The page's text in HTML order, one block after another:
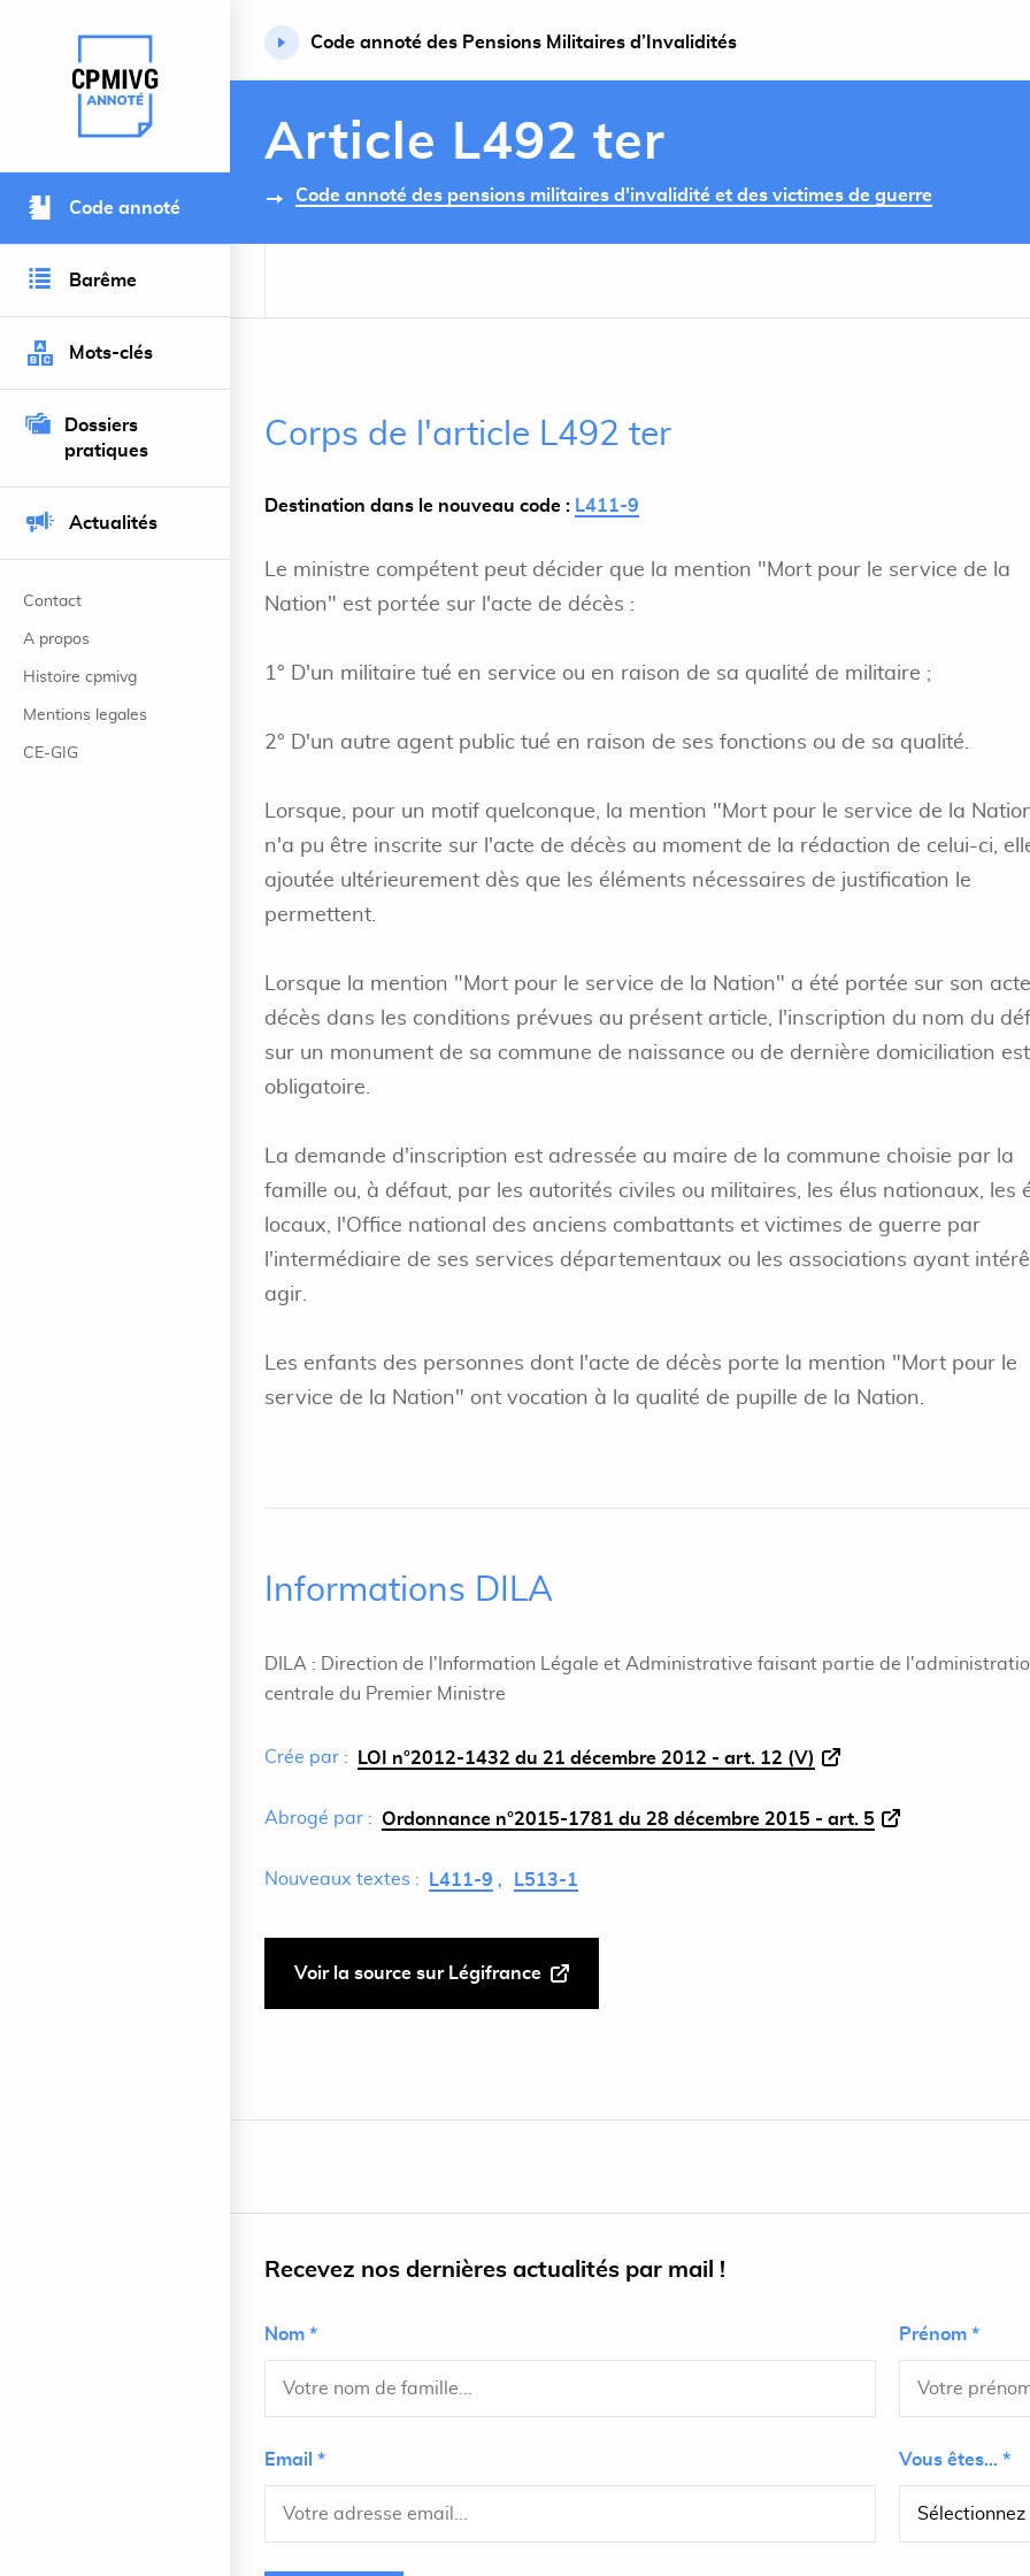
Retour à l’accueil du site
Code annoté
Barême
Mots-clés
Dossiers
pratiques
Actualités
Contact
A propos
Histoire cpmivg
Mentions legales
CE-GIG
Code annoté des Pensions Militaires d’Invalidités
Article L492 ter
Code annoté des pensions militaires d'invalidité et des victimes de guerre
Corps de l'article L492 ter
Destination dans le nouveau code : L411-9
Le ministre compétent peut décider que la mention "Mort pour le service de la
Nation" est portée sur l'acte de décès :
1° D'un militaire tué en service ou en raison de sa qualité de militaire ;
2° D'un autre agent public tué en raison de ses fonctions ou de sa qualité.
Lorsque, pour un motif quelconque, la mention "Mort pour le service de la
n'a pu être inscrite sur l'acte de décès au moment de la rédaction de celui-ci,
ajoutée ultérieurement dès que les éléments nécessaires de justification le
permettent.
Lorsque la mention "Mort pour le service de la Nation" a été portée sur son
décès dans les conditions prévues au présent article, l'inscription du nom du
sur un monument de sa commune de naissance ou de dernière domiciliation est
obligatoire.
La demande d'inscription est adressée au maire de la commune choisie par la
famille ou, à défaut, par les autorités civiles ou militaires, les élus nationaux, les
locaux, l'Office national des anciens combattants et victimes de guerre par
l'intermédiaire de ses services départementaux ou les associations ayant
agir.
Les enfants des personnes dont l'acte de décès porte la mention "Mort pour le
service de la Nation" ont vocation à la qualité de pupille de la Nation.
Informations DILA
DILA : Direction de l'Information Légale et Administrative faisant partie de
centrale du Premier Ministre
Crée par : LOI n°2012-1432 du 21 décembre 2012 - art. 12 (V)
Abrogé par : Ordonnance n°2015-1781 du 28 décembre 2015 - art. 5
Nouveaux textes : L411-9 L513-1
Voir la source sur Légifrance
Recevez nos dernières actualités par mail !
Nom * Prénom *
Email * Vous êtes... *